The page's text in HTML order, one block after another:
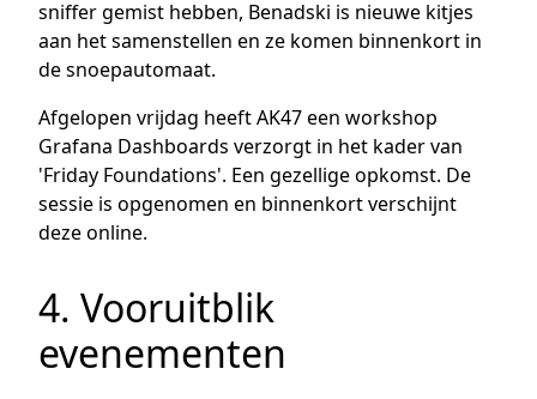
sniffer gemist hebben, Benadski is nieuwe kitjes
aan het samenstellen en ze komen binnenkort in
de snoepautomaat.
Afgelopen vrijdag heeft AK47 een workshop
Grafana Dashboards verzorgt in het kader van
'Friday Foundations'. Een gezellige opkomst. De
sessie is opgenomen en binnenkort verschijnt
deze online.
4. Vooruitblik
evenementen